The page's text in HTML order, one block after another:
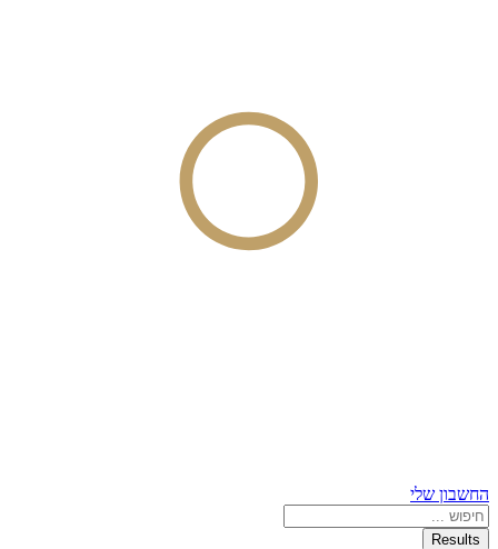
החשבון שלי
Search
...
Results